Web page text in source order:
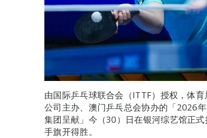
由国际乒乓球联合会（ITTF）授权，体
公司主办、澳门乒乓总会协办的「2026
集团呈献」今（30）日在银河综艺馆正
手旗开得胜。